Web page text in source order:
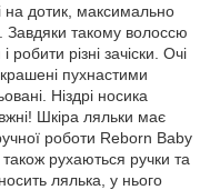
на дотик, максимально
Завдяки такому волоссю
різні зачіски. Очі
пухнастими
Ніздрі носика
Шкіра ляльки має
роботи Reborn Baby
рухаються ручки та
лялька, у нього